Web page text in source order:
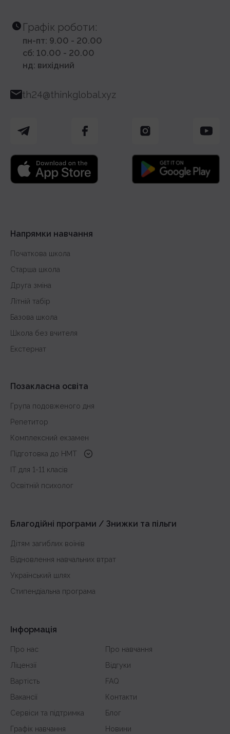
th24@thinkglobal.xyz
Графік роботи:
пн-пт: 9.00 - 20.00
сб: 10.00 - 20.00
нд: вихідний
Напрямки навчання
Початкова школа
Старша школа
Друга зміна
Літній табір
Базова школа
Школа без вчителя
Екстернат
Позакласна освіта
Група подовженого дня
Репетитор
Комплексний екзамен
Підготовка до HMT
з української мови
з історії України
IT для 1-11 класів
Освітній психолог
Благодійні програми / Знижки та пільги
Дітям загиблих воїнів
Відновлення навчальних втрат
Український шлях
Стипендіальна програма
Інформація
Про нас
Про навчання
Ліцензії
Відгуки
Вартість
FAQ
Вакансії
Контакти
Сервіси та підтримка
Блог
Графік навчання
Новини